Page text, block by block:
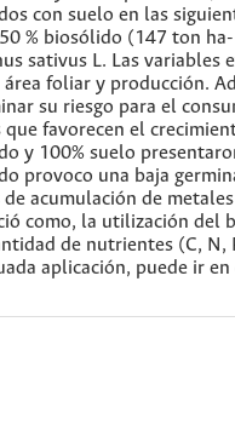
con suelo en las
% biosólido (147 ton
sativus L. Las
foliar y producción.
su riesgo para el
que favorecen el
y 100% suelo
provoco una baja
de acumulación de
como, la utilización del
de nutrientes (C, N,
aplicación, puede ir